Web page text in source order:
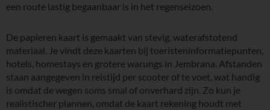
een route lastig begaanbaar is in het regenseizoen.
De papieren kaart is gemaakt van stevig, waterafstotend
materiaal. Je vindt deze kaarten bij toeristeninformatiepunten,
hotels, homestays en grotere warungs in Jembrana. Afstanden
staan aangegeven in reistijd per scooter of te voet, wat handig
is omdat de wegen soms smal of onverhard zijn. Zo kun je
realistischer plannen, omdat de kaart rekening houdt met